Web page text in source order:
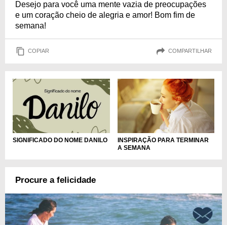
Desejo para você uma mente vazia de preocupações
e um coração cheio de alegria e amor! Bom fim de
semana!
COPIAR COMPARTILHAR
SIGNIFICADO DO NOME DANILO
INSPIRAÇÃO PARA TERMINAR
A SEMANA
Procure a felicidade